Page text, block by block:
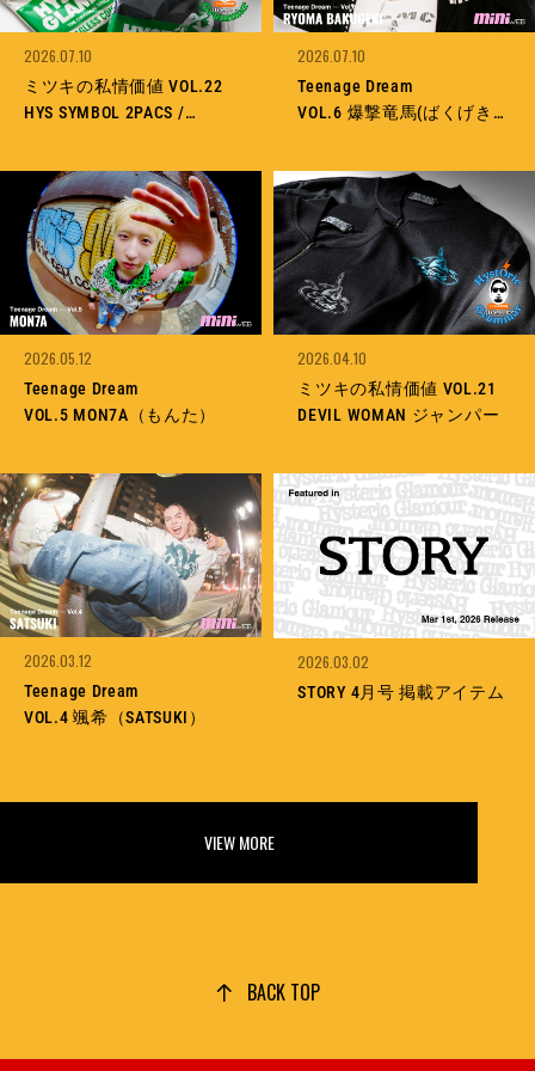
TABLOID
LOOKBOOK
MEMBERSHIP
PRIVACY POLICY
2026.07.10
ミツキの私情価値 VOL.22
HYS SYMBOL 2PACS /
2026.07.10
Teenage Dream
VOL.6 爆撃竜馬(ばくげき・
2026.05.12
Teenage Dream
VOL.5 MON7A（もんた）
2026.04.10
ミツキの私情価値 VOL.21
DEVIL WOMAN ジャンパー
2026.03.12
Teenage Dream
VOL.4 颯希（SATSUKI）
2026.03.02
STORY 4月号 掲載アイテム
VIEW MORE
BACK TOP